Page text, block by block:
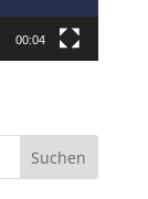
00:04